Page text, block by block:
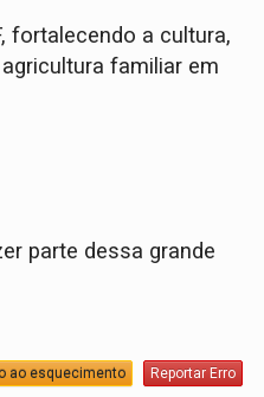
fortalecendo a cultura,
familiar em
parte dessa grande
ao esquecimento Reportar Erro